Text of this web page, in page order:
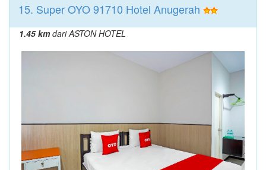
15. Super OYO 91710 Hotel Anugerah
1.45 kmdari ASTON HOTEL